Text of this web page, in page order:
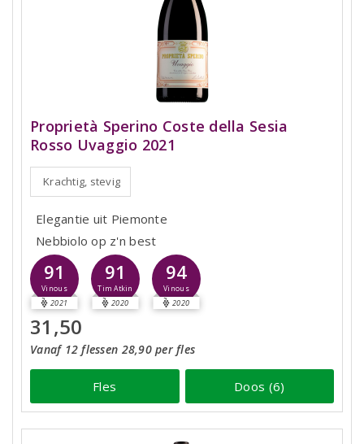
Proprietà Sperino Coste della Sesia
Rosso Uvaggio 2021
Krachtig, stevig
Elegantie uit Piemonte
Nebbiolo op z'n best
91
Vinous
2021
91
Tim Atkin
2020
94
Vinous
2020
31,50
Vanaf 12 flessen 28,90 per fles
Fles Doos (6)